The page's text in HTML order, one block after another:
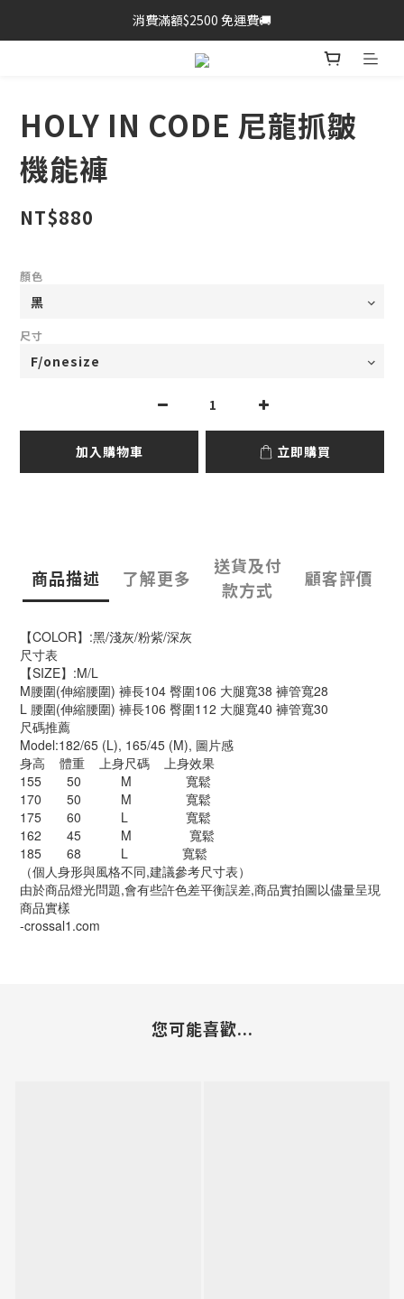
消費滿額$2500 免運費🚚
HOLY IN CODE 尼龍抓皺
機能褲
NT$880
顏色
尺寸
加入購物車 立即購買
商品描述 了解更多
送貨及付
款方式
顧客評價
【COLOR】:黑/淺灰/粉紫/深灰
尺寸表
【SIZE】:M/L
M腰圍(伸縮腰圍) 褲長104 臀圍106 大腿寬38 褲管寬28
L 腰圍(伸縮腰圍) 褲長106 臀圍112 大腿寬40 褲管寬30
尺碼推薦
Model:182/65 (L), 165/45 (M), 圖片感
身高 體重 上身尺碼 上身效果
155 50 M 寬鬆
170 50 M 寬鬆
175 60 L 寬鬆
162 45 M 寬鬆
185 68 L 寬鬆
（個人身形與風格不同,建議參考尺寸表）
由於商品燈光問題,會有些許色差平衡誤差,商品實拍圖以儘量呈現
商品實樣
-crossal1.com
您可能喜歡...